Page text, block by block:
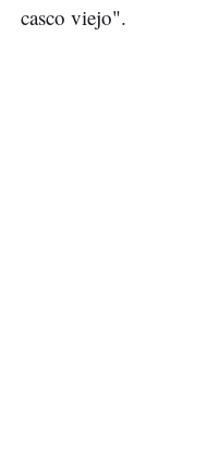
casco viejo".